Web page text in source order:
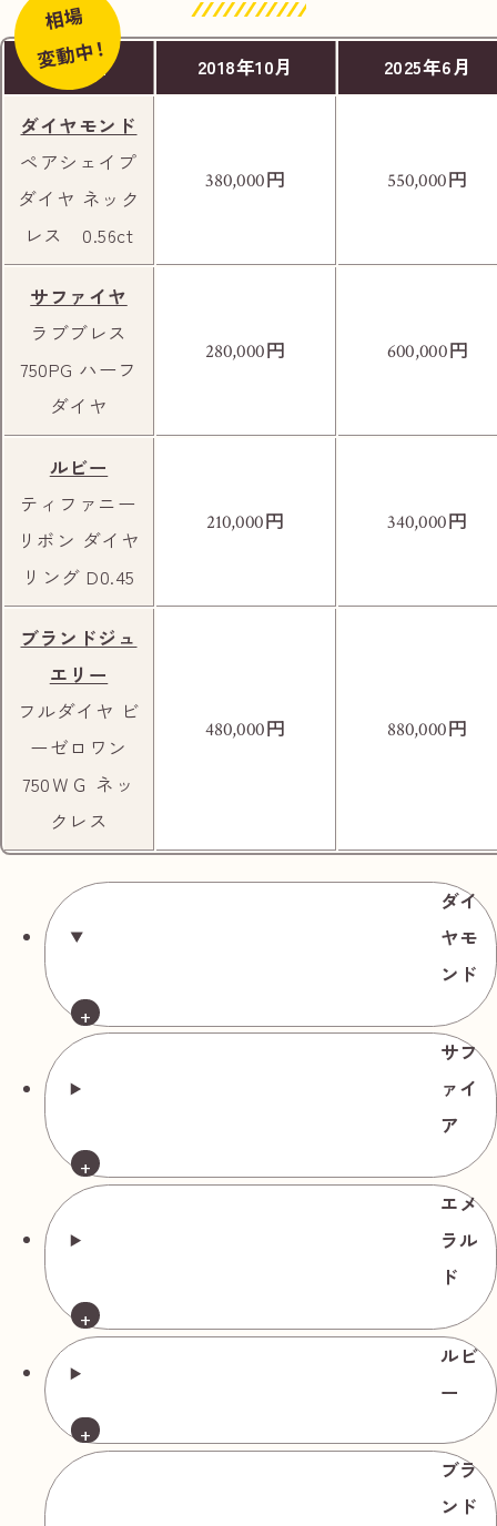
右手前にカーブミラーが見えましたら、右折し
ます。
大きな屋根付きの駐車場が見えましたら、右
折します。
右にローソンさんが見えましたら右折します。
駐車場内を店舗入口へ向かって直進します。
相場
変動中！
商品名 2018年10月 2025年6月
ダイヤモンド
ペアシェイプ
ダイヤ ネック
レス 0.56ct
380,000円 550,000円
サファイヤ
ラブブレス
750PG ハーフ
ダイヤ
280,000円 600,000円
ルビー
ティファニー
リボン ダイヤ
リング D0.45
210,000円 340,000円
ブランドジュ
エリー
フルダイヤ ビ
ーゼロワン
750ＷＧ ネッ
クレス
480,000円 880,000円
ダイ
ヤモ
ンド
参考買取価格相場
約6号 ダイヤ
中古品
190,000
サフ
ァイ
ア
エメ
ラル
ド
ルビ
ー
ブラ
ンド